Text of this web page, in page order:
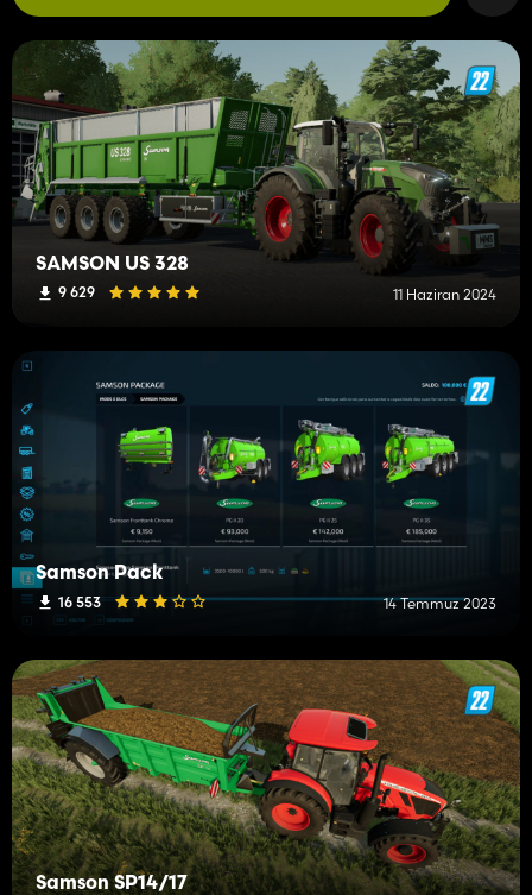
SAMSON US 328
9 629 11 Haziran 2024
Samson Pack
16 553 14 Temmuz 2023
Samson SP14/17